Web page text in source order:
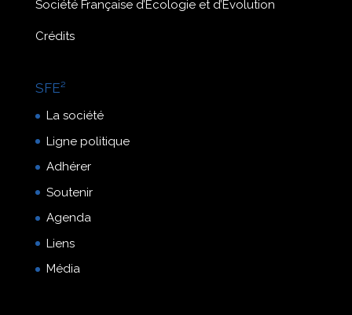
Société Française d’Écologie et d’Évolution
Crédits
SFE²
La société
Ligne politique
Adhérer
Soutenir
Agenda
Liens
Média